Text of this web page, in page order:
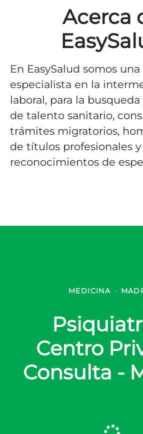
Acerca
En EasySalud somos
especialista en la
laboral, para la
de talento sanitario,
trámites migratorios,
de títulos profesionales y
reconocimientos de
MEDICINA ·
Centro
Consulta -